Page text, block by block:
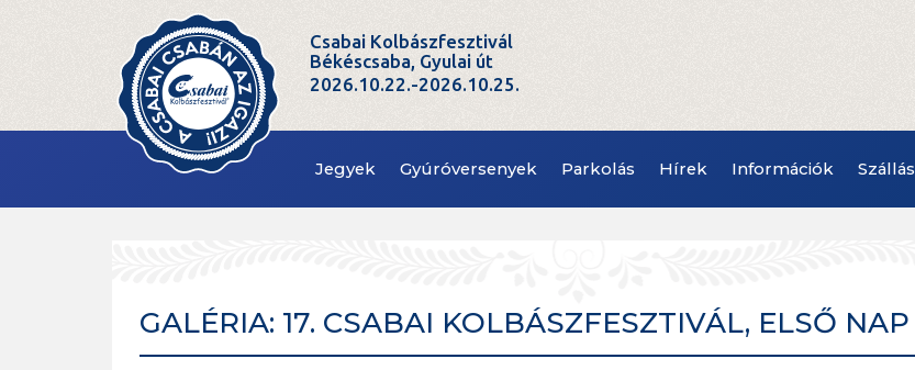
Csabai Kolbászfesztivál
Békéscsaba, Gyulai út
2026.10.22.-2026.10.25.
Jegyek Gyúróversenyek Parkolás Hírek Információk Szállás
GALÉRIA: 17. CSABAI KOLBÁSZFESZTIVÁL, ELSŐ NAP